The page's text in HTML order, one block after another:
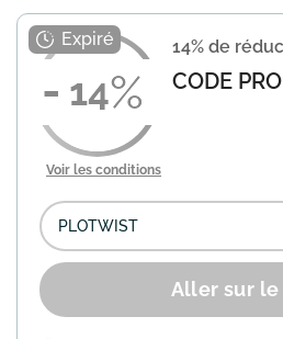
sur PlayStation,
et Xbox. Utilisez le
lors de votre com...
14
14% de
CODE
Voir les conditions
Aller sur